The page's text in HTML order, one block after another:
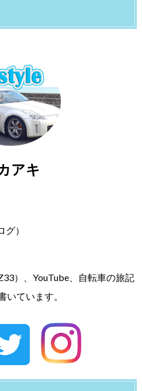
アキ
）
）、YouTube、自転車の旅記
いています。